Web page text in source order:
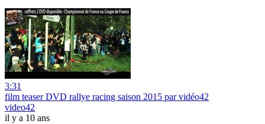
3:31
film teaser DVD rallye racing saison 2015 par vidéo42
video42
il y a 10 ans